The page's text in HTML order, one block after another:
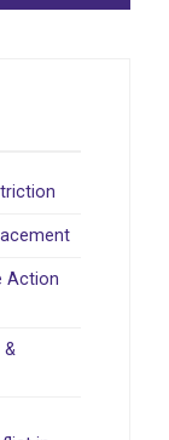
Action
&